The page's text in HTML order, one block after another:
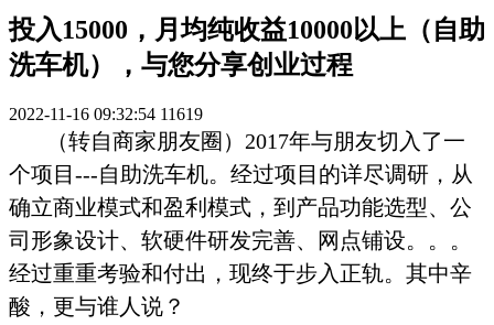
投入15000，月均纯收益10000以上（自助
洗车机），与您分享创业过程
2022-11-16 09:32:54 11619
（转自商家朋友圈）2017年与朋友切入了一
个项目---自助洗车机。经过项目的详尽调研，从
确立商业模式和盈利模式，到产品功能选型、公
司形象设计、软硬件研发完善、网点铺设。。。
经过重重考验和付出，现终于步入正轨。其中辛
酸，更与谁人说？